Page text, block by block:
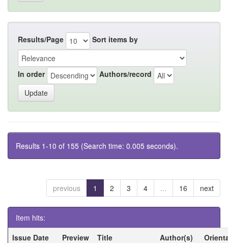
Results/Page Sort items by
In order Authors/record
Results 1-10 of 155 (Search time: 0.005 seconds).
previous 1 2 3 4 ... 16 next
Item hits:
Issue Date
Preview Title Author(s)